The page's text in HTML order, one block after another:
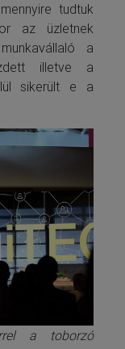
tudtuk
az üzletnek
a
illetve a
sikerült e a
a toborzó